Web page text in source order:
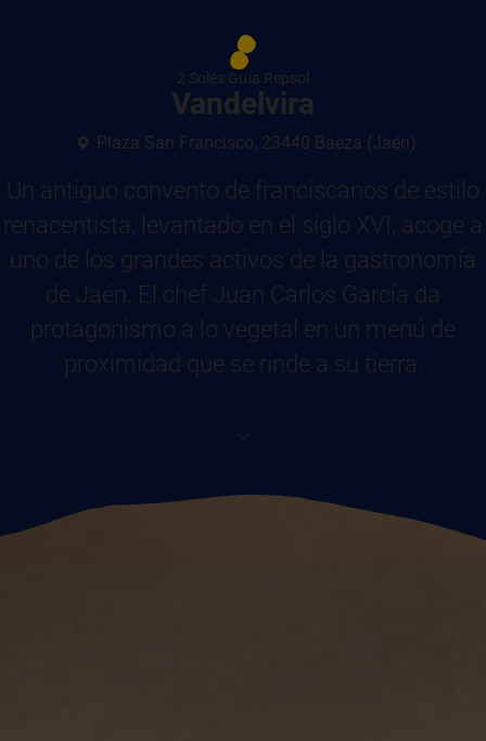
2 Soles Guía Repsol
Vandelvira
Plaza San Francisco, 23440 Baeza (Jaén)
Un antiguo convento de franciscanos de estilo
renacentista, levantado en el siglo XVI, acoge a
uno de los grandes activos de la gastronomía
de Jaén. El chef Juan Carlos García da
protagonismo a lo vegetal en un menú de
proximidad que se rinde a su tierra.